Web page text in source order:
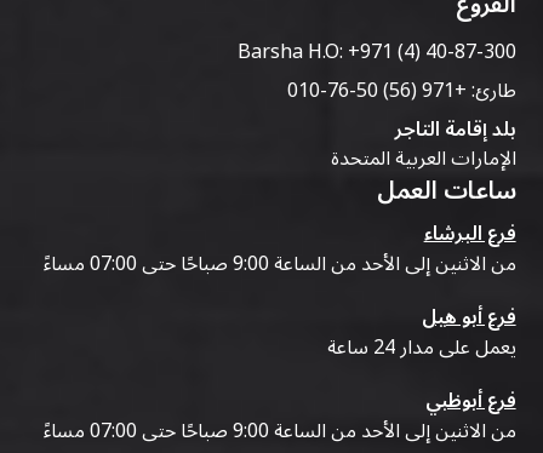
Barsha H.O:+971 (4) 40-87-300
طارئ:+971 (56) 50-76-010
بلد إقامة التاجر
الإمارات العربية المتحدة
ساعات العمل
فرع البرشاء
من الاثنين إلى الأحد من الساعة 9:00 صباحًا حتى 07:00 مساءً
فرع أبو هيل
يعمل على مدار 24 ساعة
فرع أبوظبي
من الاثنين إلى الأحد من الساعة 9:00 صباحًا حتى 07:00 مساءً